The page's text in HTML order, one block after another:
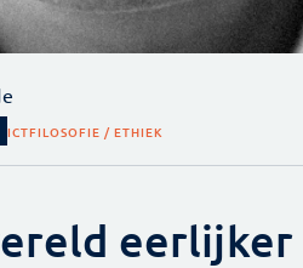
ICTFILOSOFIE / ETHIEK
eerlijker